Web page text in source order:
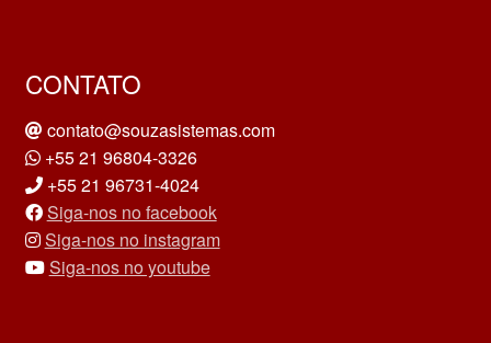
CONTATO
contato@souzasistemas.com
+55 21 96804-3326
+55 21 96731-4024
Siga-nos no facebook
Siga-nos no instagram
Siga-nos no youtube